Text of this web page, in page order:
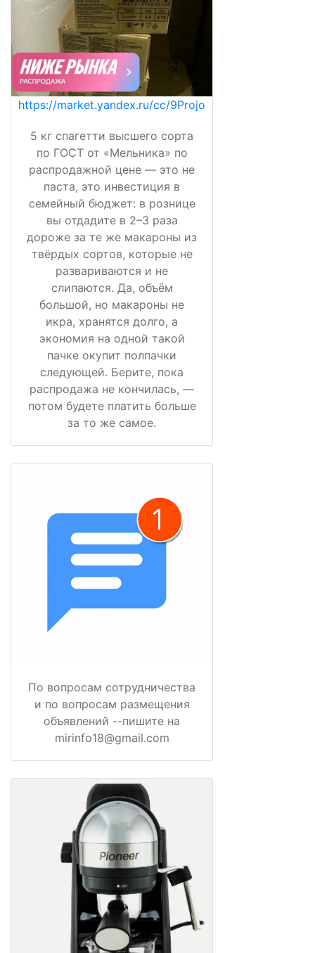
https://market.yandex.ru/cc/9Projo
5 кг спагетти высшего сорта
по ГОСТ от «Мельника» по
распродажной цене — это не
паста, это инвестиция в
семейный бюджет: в рознице
вы отдадите в 2–3 раза
дороже за те же макароны из
твёрдых сортов, которые не
развариваются и не
слипаются. Да, объём
большой, но макароны не
икра, хранятся долго, а
экономия на одной такой
пачке окупит полпачки
следующей. Берите, пока
распродажа не кончилась, —
потом будете платить больше
за то же самое.
По вопросам сотрудничества
и по вопросам размещения
объявлений --пишите на
mirinfo18@gmail.com